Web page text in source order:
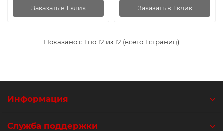
Заказать в 1 клик Заказать в 1 клик
Показано с 1 по 12 из 12 (всего 1 страниц)
Информация
Служба поддержки